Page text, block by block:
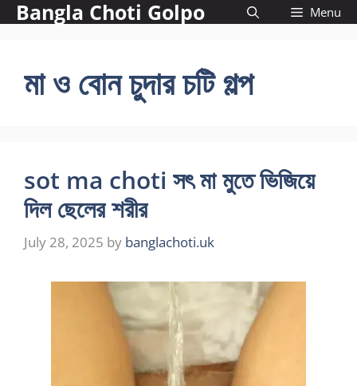
Skip
to
Bangla Choti Golpo Menu
মা ও বোন চুদার চটি গল্প
sot ma choti সৎ মা মুতে ভিজিয়ে
দিল ছেলের শরীর
July 28, 2025 by banglachoti.uk